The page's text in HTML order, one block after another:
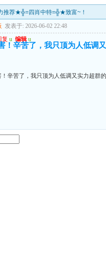
推荐★╬=四肖中特=╬★致富~！
发表于: 2026-06-02 22:48
复 u 编辑 u
！辛苦了，我只顶为人低调
！辛苦了，我只顶为人低调又实力超群